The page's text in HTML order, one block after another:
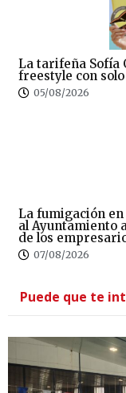
La tarifeña Sofía
freestyle con solo
05/08/2026
La fumigación
al Ayuntamiento
de los
07/08/2026
Puede que te